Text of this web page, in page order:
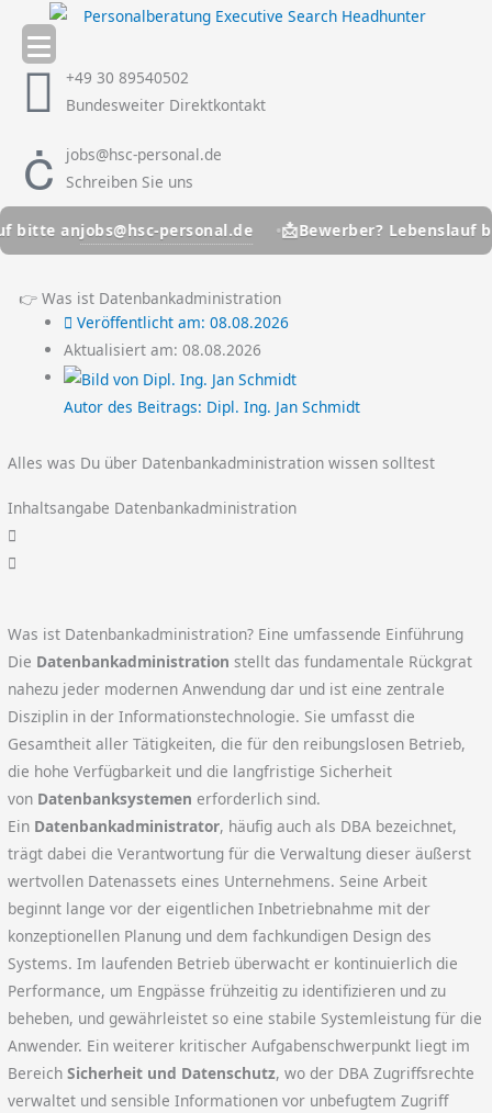
Inhalt
springen +49 30 89540502
Bundesweiter Direktkontakt
jobs@hsc-personal.de
Schreiben Sie uns
jobs@hsc-personal.de 📩Bewerber? Lebenslauf bitte an
👉 Was ist Datenbankadministration
Veröffentlicht am:08.08.2026
Aktualisiert am: 08.08.2026
Autor des Beitrags: Dipl. Ing. Jan Schmidt
Alles was Du über Datenbankadministration wissen solltest
Inhaltsangabe Datenbankadministration
Was ist Datenbankadministration? Eine umfassende Einführung
Die Datenbankadministration stellt das fundamentale Rückgrat
nahezu jeder modernen Anwendung dar und ist eine zentrale
Disziplin in der Informationstechnologie. Sie umfasst die
Gesamtheit aller Tätigkeiten, die für den reibungslosen Betrieb,
die hohe Verfügbarkeit und die langfristige Sicherheit
von Datenbanksystemen erforderlich sind.
Ein Datenbankadministrator, häufig auch als DBA bezeichnet,
trägt dabei die Verantwortung für die Verwaltung dieser äußerst
wertvollen Datenassets eines Unternehmens. Seine Arbeit
beginnt lange vor der eigentlichen Inbetriebnahme mit der
konzeptionellen Planung und dem fachkundigen Design des
Systems. Im laufenden Betrieb überwacht er kontinuierlich die
Performance, um Engpässe frühzeitig zu identifizieren und zu
beheben, und gewährleistet so eine stabile Systemleistung für die
Anwender. Ein weiterer kritischer Aufgabenschwerpunkt liegt im
BereichSicherheit und Datenschutz, wo der DBA Zugriffsrechte
verwaltet und sensible Informationen vor unbefugtem Zugriff